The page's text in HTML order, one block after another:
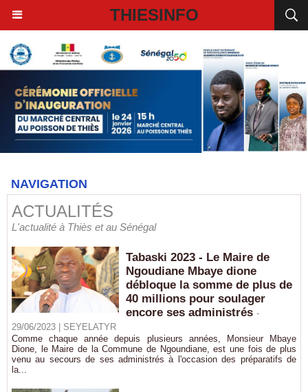
THIESINFO
NAVIGATION
ACTUALITÉS
L'actualité à Thiès et au Sénégal
Tabaski 2023 - Le Maire de
Ngoudiane Mbaye dione
débloque la somme de plus de
40 millions pour soulager
encore ses administrés -
29/06/2023 | SEYELATYR
Comme chaque année depuis plusieurs années, Monsieur Mbaye
Dione, le Maire de la Commune de Ngoundiane, est une fois de plus
venu au secours de ses administrés à l'occasion des préparatifs de
la...